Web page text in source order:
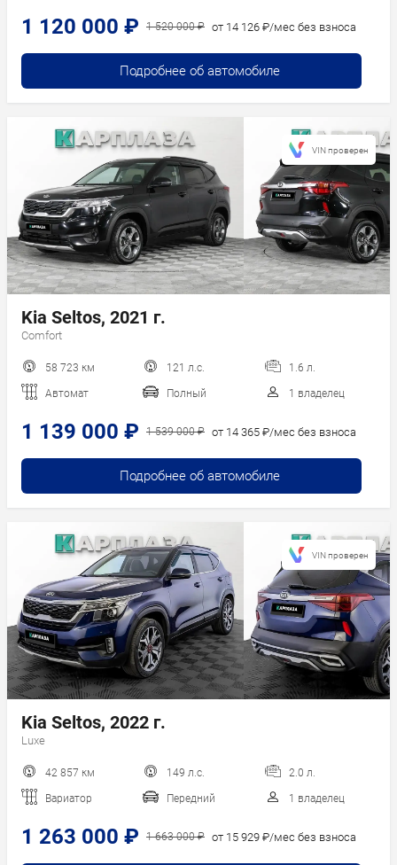
1 120 000 ₽ 1 520 000 ₽ от 14 126 ₽/мес без взноса
Подробнее об автомобиле
Kia Seltos, 2021 г.
Comfort
58 723 км 121 л.с. 1.6 л.
Автомат Полный 1 владелец
1 139 000 ₽ 1 539 000 ₽ от 14 365 ₽/мес без взноса
Подробнее об автомобиле
VIN проверен
Kia Seltos, 2022 г.
Luxe
42 857 км 149 л.с. 2.0 л.
Вариатор Передний 1 владелец
1 263 000 ₽ 1 663 000 ₽ от 15 929 ₽/мес без взноса
VIN проверен